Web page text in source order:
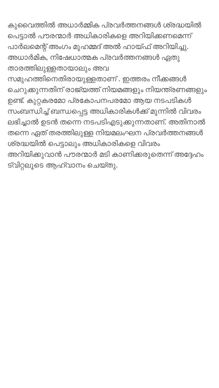
കുവൈത്തിൽ അധാർമ്മിക പ്രവർത്തനങ്ങൾ ശ്രദ്ധയിൽ
പെട്ടാൽ പൗരന്മാർ അധികാരികളെ അറിയിക്കണമെന്ന്
പാർലമെന്റ് അംഗം മുഹമ്മദ് അൽ ഹായ്ഫ് അറിയിച്ചു.
അധാർമിക, നിഷേധാത്മക പ്രവർത്തനങ്ങൾ ഏതു
താരത്തിലുള്ളതായാലും അവ
സമുഹത്തിനെതിരായുള്ളതാണ് . ഇത്തരം നീക്കങ്ങൾ
ചെറുക്കുന്നതിന് രാജ്യത്ത് നിയമങ്ങളും നിയന്ത്രണങ്ങളും
ഉണ്ട്. കുറ്റകരമോ പ്രകോപനപരമോ ആയ നടപടികൾ
സംബന്ധിച്ച് ബന്ധപ്പെട്ട അധികാരികൾക്ക് മുന്നിൽ വിവരം
ലഭിച്ചാൽ ഉടൻ തന്നെ നടപടിഎടുക്കുന്നതാണ്. അതിനാൽ
തന്നെ ഏത് തരത്തിലുള്ള നിയമലംഘന പ്രവർത്തനങ്ങൾ
ശ്രദ്ധയിൽ പെട്ടാലും അധികാരികളെ വിവരം
അറിയിക്കുവാൻ പൗരന്മാർ മടി കാണിക്കരുതെന്ന് അദ്ദേഹം
ട്വിറ്റലൂടെ ആഹ്വാനം ചെയ്തു.